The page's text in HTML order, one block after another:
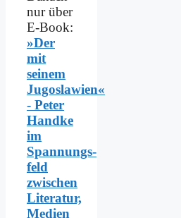
nur über
E-Book:
»Der
mit
seinem
Jugoslawien«
- Peter
Handke
im
Spannungs­
feld
zwischen
Literatur,
Medien